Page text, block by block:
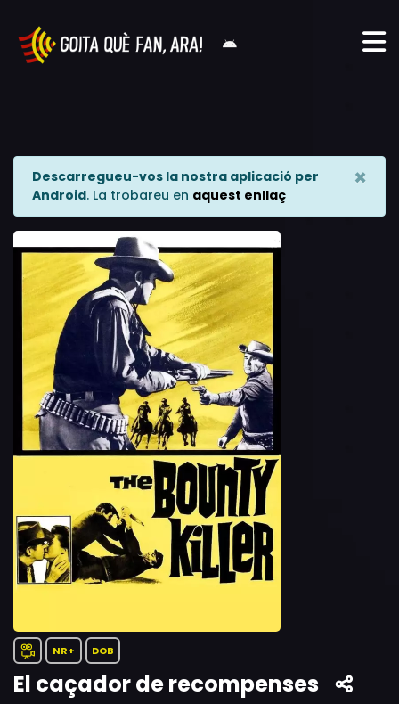
Descarregueu-vos la nostra aplicació per
Android. La trobareu en aquest enllaç
×
NR+ DOB
El caçador de recompenses